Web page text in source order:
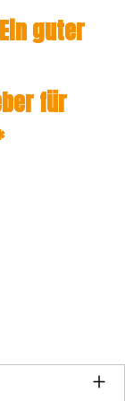
guter
für
ein oder